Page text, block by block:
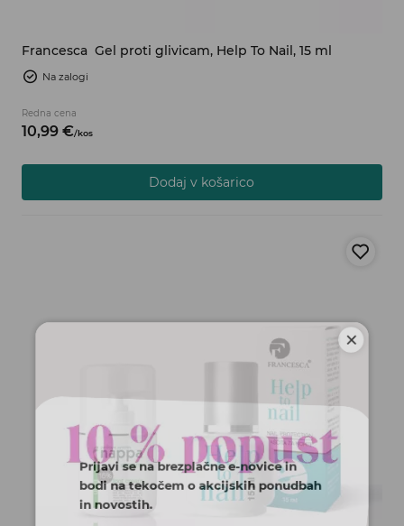
Francesca Gel proti glivicam, Help To Nail, 15 ml
Na zalogi
Redna cena
10,99 €/kos
Dodaj v košarico
Prijavi se na brezplačne e-novice in
bodi na tekočem o akcijskih ponudbah
in novostih.